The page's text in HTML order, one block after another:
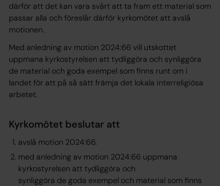
därför att det kan vara svårt att ta fram ett material som
passar alla och föreslår därför kyrkomötet att avslå
motionen.
Med anledning av motion 2024:66 vill utskottet
uppmana kyrkostyrelsen att tydliggöra och synliggöra
de material och goda exempel som finns runt om i
landet för att på så sätt främja det lokala interreligiösa
arbetet.
Kyrkomötet beslutar att
avslå motion 2024:66.
med anledning av motion 2024:66 uppmana
kyrkostyrelsen att tydliggöra och
synliggöra de goda exempel och material som finns